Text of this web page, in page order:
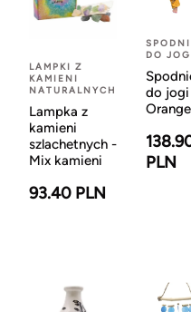
LAMPKI Z
KAMIENI
NATURALNYCH
Lampka z
kamieni
szlachetnych -
Mix kamieni
93.40 PLN
DO
do
Orange
PLN